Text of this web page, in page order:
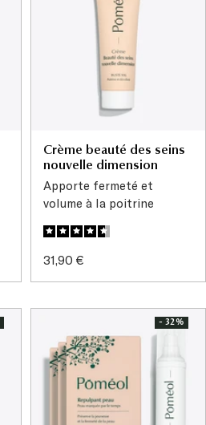
Crème beauté des seins
nouvelle dimension
Apporte fermeté et
volume à la poitrine
Prix
31,90 €
- 32%